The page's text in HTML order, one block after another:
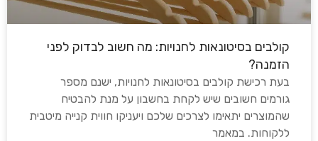
קולבים בסיטונאות לחנויות: מה חשוב לבדוק לפני
הזמנה?
בעת רכישת קולבים בסיטונאות לחנויות, ישנם מספר
גורמים חשובים שיש לקחת בחשבון על מנת להבטיח
שהמוצרים יתאימו לצרכים שלכם ויעניקו חווית קנייה מיטבית
ללקוחות. במאמר